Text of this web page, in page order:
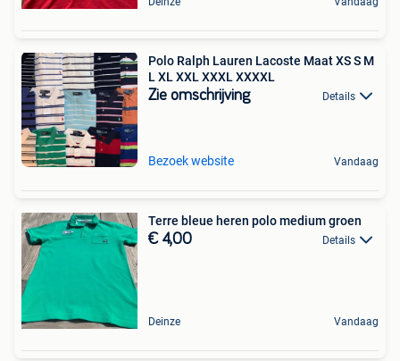
Polo Ralph Lauren Lacoste Maat XS S M
L XL XXL XXXL XXXXL
Zie omschrijving Details
Bezoek website Vandaag
Terre bleue heren polo medium groen
€ 4,00 Details
Deinze Vandaag